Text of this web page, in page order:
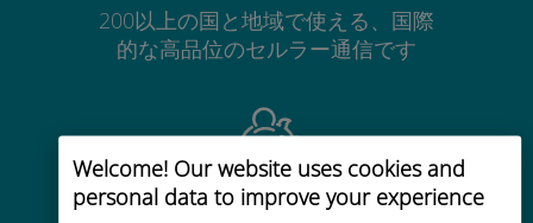
Welcome! Our website uses cookies and
personal data to improve your experience
200以上の国と地域で使える、国際
的な高品位のセルラー通信です
コストパフォーマンス